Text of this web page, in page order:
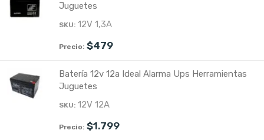
Juguetes
12V 1,3A
$479
Batería 12v 12a Ideal Alarma Ups Herramientas
Juguetes
12V 12A
$1.799